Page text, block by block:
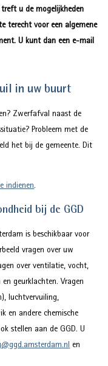
u de mogelijkheden
terecht voor een algemene
U kunt dan een e-mail
in uw buurt
Zwerfafval naast de
Probleem met de
het bij de gemeente. Dit
indienen.
bij de GGD
is beschikbaar voor
vragen over uw
over ventilatie, vocht,
geurklachten. Vragen
luchtvervuiling,
en andere chemische
stellen aan de GGD. U
en